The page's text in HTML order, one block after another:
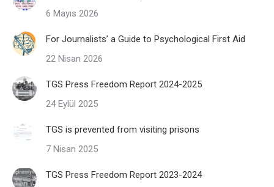
6 Mayıs 2026
For Journalists’ a Guide to Psychological First Aid
22 Nisan 2026
TGS Press Freedom Report 2024-2025
24 Eylül 2025
TGS is prevented from visiting prisons
7 Nisan 2025
TGS Press Freedom Report 2023-2024